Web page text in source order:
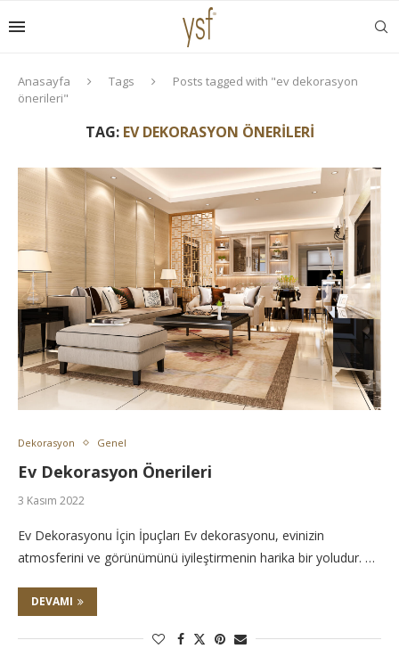
Anasayfa Tags
Posts tagged with "ev dekorasyon
önerileri"
TAG: EV DEKORASYON ÖNERILERI
Dekorasyon Genel
Ev Dekorasyon Önerileri
3 Kasım 2022
Ev Dekorasyonu İçin İpuçları Ev dekorasyonu, evinizin
atmosferini ve görünümünü iyileştirmenin harika bir yoludur. …
DEVAMI